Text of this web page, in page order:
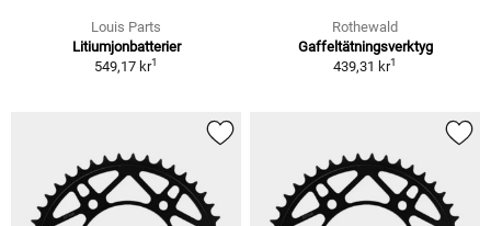
Louis Parts
Litiumjonbatterier
549,17 kr1
Rothewald
Gaffeltätningsverktyg
439,31 kr1